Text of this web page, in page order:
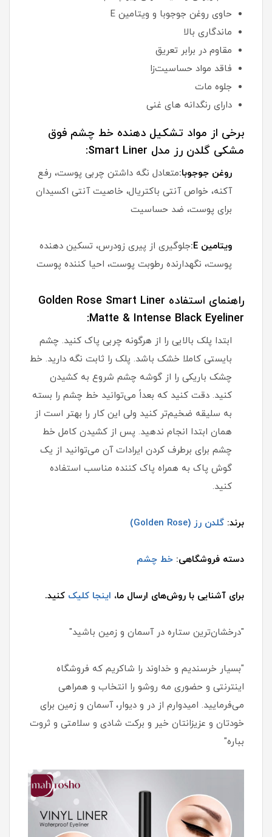
حاوی روغن جوجوبا و ویتامین E
ماندگاری بالا
مقاوم در برابر تعریق
فاقد مواد حساسیت‌زا
جلوه مات
دارای رنگدانه های غنی
برخی از مواد تشکیل دهنده خط چشم فوق
مشکی گلدن رز مدل Smart Liner:
روغن جوجوبا:متعادل نگه داشتن چربی پوست، رفع
آکنه، خواص آنتی باکتریال، خاصیت آنتی اکسیدان
برای پوست، ضد حساسیت
ویتامین E:
جلوگیری از پیری زودرس، تسکین دهنده
پوست، نگهدارنده رطوبت پوست، احیا کننده پوست
راهنمای استفاده Golden Rose Smart Liner
Matte & Intense Black Eyeliner:
ابتدا پلک بالایی را از هرگونه چربی پاک کنید. چشم
بایستی کاملا خشک باشد. پلک را ثابت نگه دارید. خط
چشک باریکی را از گوشه چشم شروع به کشیدن
کنید. دقت کنید که بعداً می‌توانید خط چشم را بسته
به سلیقه ضخیم‌تر کنید ولی این کار را بهتر است از
همان ابتدا انجام ندهید. پس از کشیدن کامل خط
چشم برای برطرف کردن ایرادات آن می‌توانید از یک
گوش پاک به همراه پاک کننده مناسب استفاده
کنید.
برند: گلدن رز (Golden Rose)
دسته فروشگاهی: خط چشم
برای آشنایی با روش‌های ارسال ما، اینجا کلیک کنید.
"درخشان‌ترین ستاره در آسمان و زمین باشید"
"بسیار خرسندیم و خداوند را شاکریم که فروشگاه
اینترنتی و حضوری مه روشو را انتخاب و همراهی
می‌فرمایید. امیدوارم از در و دیوار، آسمان و زمین برای
خودتان و عزیزانتان خیر و برکت شادی و سلامتی و ثروت
بباره"